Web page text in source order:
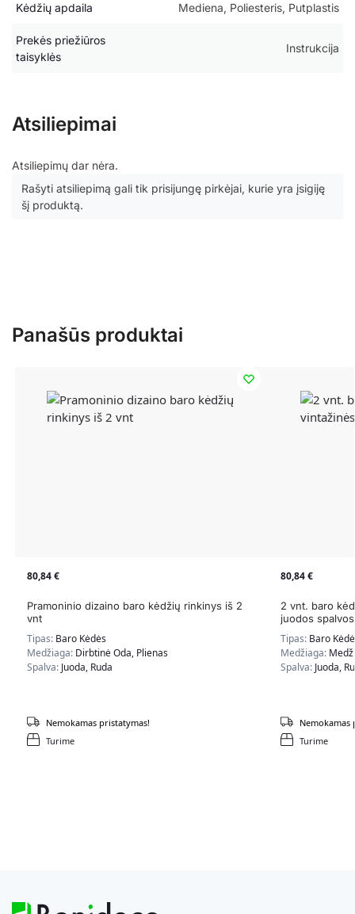
Kėdžių apdaila Mediena, Poliesteris, Putplastis
Prekės priežiūros
taisyklės
Instrukcija
Atsiliepimai
Atsiliepimų dar nėra.
Rašyti atsiliepimą gali tik prisijungę pirkėjai, kurie yra įsigiję
šį produktą.
Panašūs produktai
80,84€
Pramoninio dizaino baro kėdžių rinkinys iš 2
vnt
Tipas: Baro Kėdės
Medžiaga: Dirbtinė Oda, Plienas
Spalva: Juoda, Ruda
Turime
Nemokamas pristatymas!
80,84€
2 vnt. baro
juodos spalvos
Tipas: Baro
Medžiaga:
Spalva: Juoda,
Turime
Nemokamas